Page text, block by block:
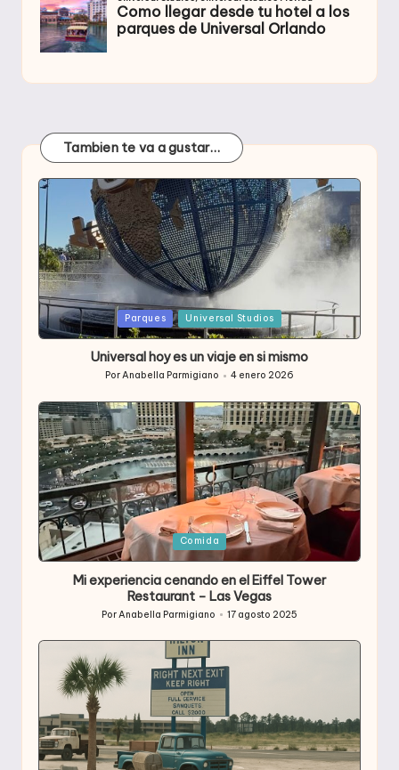
Tambien te va a gustar…
Publicada
en
Parques Universal Studios
Universal hoy es un viaje en si mismo
PorAnabella Parmigiano 4 enero 2026
Publicada
en
Comida
Mi experiencia cenando en el Eiffel Tower
Restaurant – Las Vegas
Publicado
PorAnabella Parmigiano 17 agosto 2025